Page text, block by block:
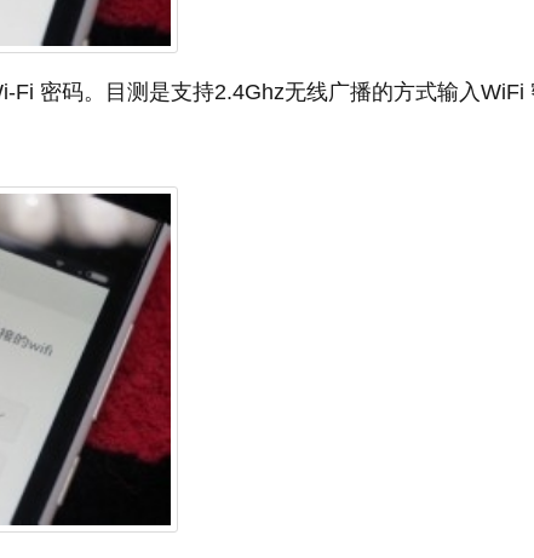
Fi 密码。目测是支持2.4Ghz无线广播的方式输入WiFi